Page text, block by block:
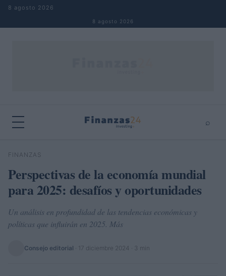
Saltar al contenido
8 agosto 2026
8 agosto 2026
⌕
Buscar
FINANZAS
Perspectivas de la economía mundial
para 2025: desafíos y oportunidades
Un análisis en profundidad de las tendencias económicas y
políticas que influirán en 2025. Más
Consejo editorial 17 diciembre 2024 · 3 min